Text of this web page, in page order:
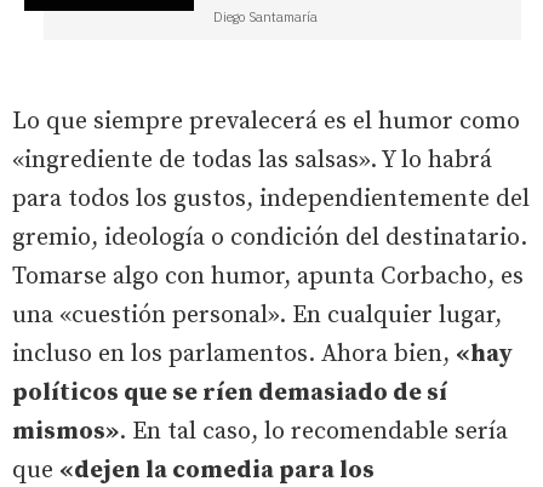
Diego Santamaría
Lo que siempre prevalecerá es el humor como
«ingrediente de todas las salsas». Y lo habrá
para todos los gustos, independientemente del
gremio, ideología o condición del destinatario.
Tomarse algo con humor, apunta Corbacho, es
una «cuestión personal». En cualquier lugar,
incluso en los parlamentos. Ahora bien, «hay
políticos que se ríen demasiado de sí
mismos». En tal caso, lo recomendable sería
que «dejen la comedia para los